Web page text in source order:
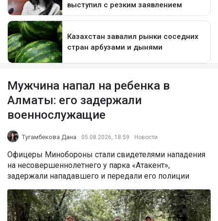
Мужчина напал на ребенка в
Алматы: его задержали
военнослужащие
Тугамбекова Дана 05.08.2026, 18:59 Новости
Офицеры Минобороны стали свидетелями нападения
на несовершеннолетнего у парка «Атакент»,
задержали нападавшего и передали его полиции